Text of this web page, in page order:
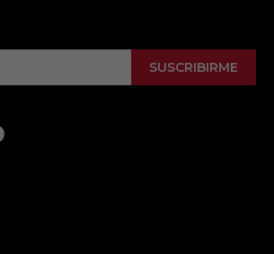
SUSCRIBIRME